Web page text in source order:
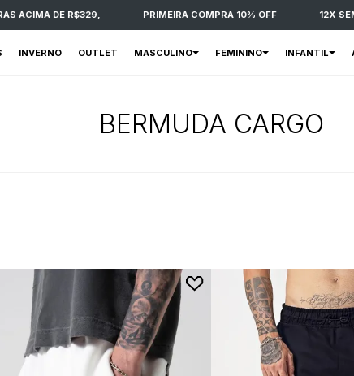
ACIMA DE R$329, PRIMEIRA COMPRA 10% OFF 12X SEM
INVERNO OUTLET MASCULINO FEMININO INFANTIL
BERMUDA CARGO